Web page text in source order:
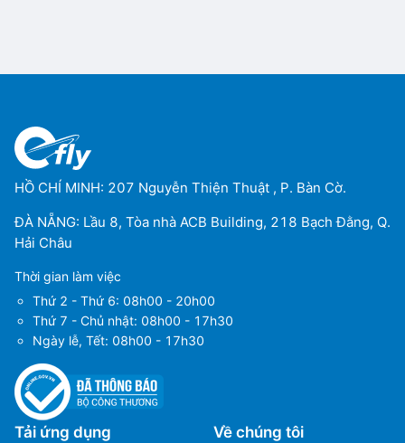
HỒ CHÍ MINH: 207 Nguyễn Thiện Thuật , P. Bàn Cờ.
ĐÀ NẴNG: Lầu 8, Tòa nhà ACB Building, 218 Bạch Đằng, Q.
Hải Châu
Thời gian làm việc
Thứ 2 - Thứ 6: 08h00 - 20h00
Thứ 7 - Chủ nhật: 08h00 - 17h30
Ngày lễ, Tết: 08h00 - 17h30
Tải ứng dụng Về chúng tôi